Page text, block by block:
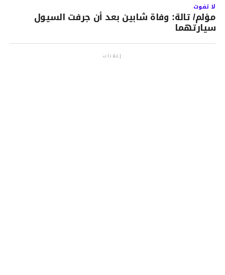
لا تفوت
مؤلم/ تالة: وفاة شابين بعد أن جرفت السيول
سيارتهما
إعلانات